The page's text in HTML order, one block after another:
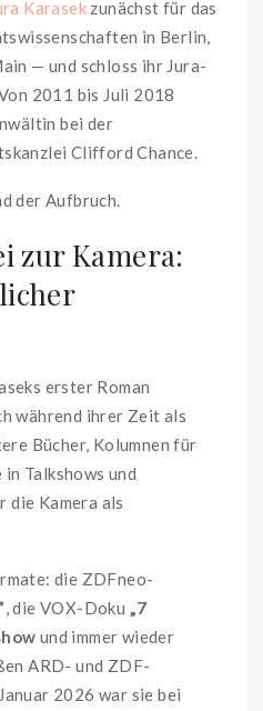
Karasek zunächst für das
in Berlin,
— und schloss ihr Jura-
2011 bis Juli 2018
bei der
Clifford Chance.
der Aufbruch.
zur Kamera:
erster Roman
während ihrer Zeit als
Bücher, Kolumnen für
Talkshows und
Kamera als
die ZDFneo-
, die VOX-Doku „7
und immer wieder
ARD- und ZDF-
2026 war sie bei